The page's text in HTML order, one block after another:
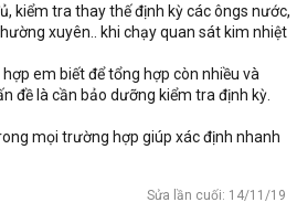
kiểm tra thay thế định kỳ các ôngs nước,
xuyên.. khi chạy quan sát kim nhiệt
em biết để tổng hợp còn nhiều và
đề là cần bảo dưỡng kiểm tra định kỳ.
mọi trường hợp giúp xác định nhanh
Sửa lần cuối: 14/11/19